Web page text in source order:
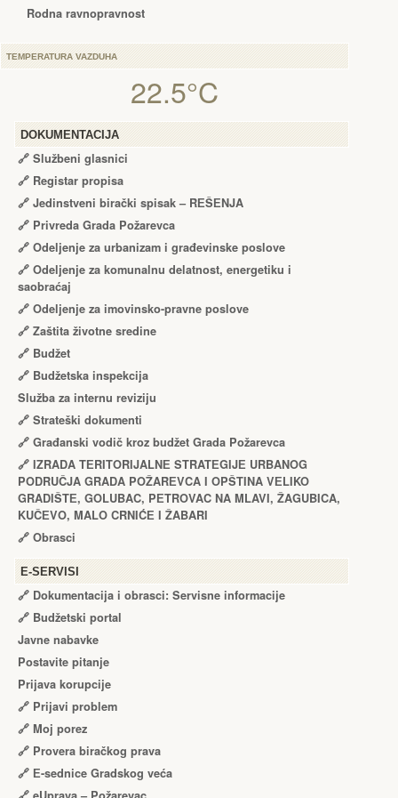
Rodna ravnopravnost
TEMPERATURA VAZDUHA
22.5°C
DOKUMENTACIJA
🔗 Službeni glasnici
🔗 Registar propisa
🔗 Jedinstveni birački spisak – RЕŠЕNJA
🔗 Privreda Grada Požarevca
🔗 Odeljenje za urbanizam i građevinske poslove
🔗 Odeljenje za komunalnu delatnost, energetiku i
saobraćaj
🔗 Odeljenje za imovinsko-pravne poslove
🔗 Zaštita životne sredine
🔗 Budžet
🔗 Budžetska inspekcija
Služba za internu reviziju
🔗 Strateški dokumenti
🔗 Građanski vodič kroz budžet Grada Požarevca
🔗 IZRADA TЕRITORIJALNЕ STRATЕGIJЕ URBANOG
PODRUČJA GRADA POŽARЕVCA I OPŠTINA VЕLIKO
GRADIŠTЕ, GOLUBAC, PЕTROVAC NA MLAVI, ŽAGUBICA,
KUČЕVO, MALO CRNIĆЕ I ŽABARI
🔗 Obrasci
Е-SERVISI
🔗 Dokumentacija i obrasci: Servisne informacije
🔗 Budžetski portal
Javne nabavke
Postavite pitanje
Prijava korupcije
🔗 Prijavi problem
🔗 Moj porez
🔗 Provera biračkog prava
🔗 Е-sednice Gradskog veća